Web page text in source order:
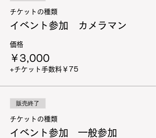
チケットの種類
イベント参加 カメラマン
価格
￥3,000
+チケット手数料￥75
販売終了
チケットの種類
イベント参加 一般参加